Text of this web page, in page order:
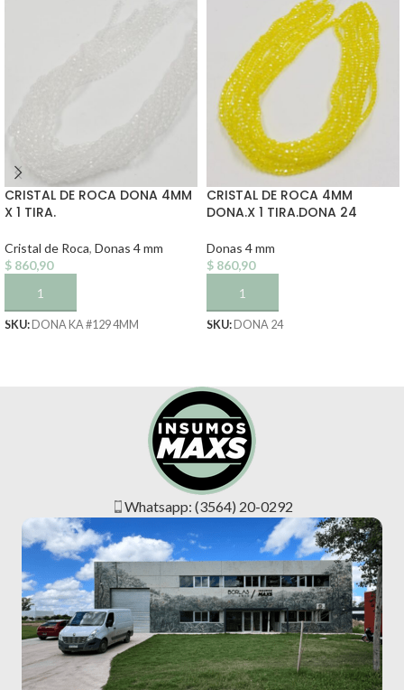
CRISTAL DE ROCA DONA 4MM
X 1 TIRA.
Cristal de Roca, Donas 4 mm
$ 860,90
AÑADIR AL CARRITO
SKU: DONA KA #129 4MM
CRISTAL DE ROCA 4MM
DONA.X 1 TIRA.DONA 24
Donas 4 mm
$ 860,90
AÑADIR AL CARRITO
SKU: DONA 24
Whatsapp: (3564) 20-0292